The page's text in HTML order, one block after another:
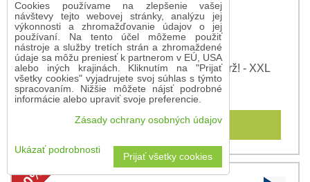
Pánske trenírky Plná nádrž! Dobrá výdrž! - XXL
6,56 € 8,20 €s DPH
Do košíka
Cookies používame na zlepšenie vašej
návštevy tejto webovej stránky, analýzu jej
výkonnosti a zhromažďovanie údajov o jej
používaní. Na tento účel môžeme použiť
nástroje a služby tretích strán a zhromaždené
údaje sa môžu preniesť k partnerom v EÚ, USA
alebo iných krajinách. Kliknutím na "Prijať
všetky cookies" vyjadrujete svoj súhlas s týmto
spracovaním. Nižšie môžete nájsť podrobné
informácie alebo upraviť svoje preferencie.
Zásady ochrany osobných údajov
Ukázať podrobnosti
Prijať všetky cookies